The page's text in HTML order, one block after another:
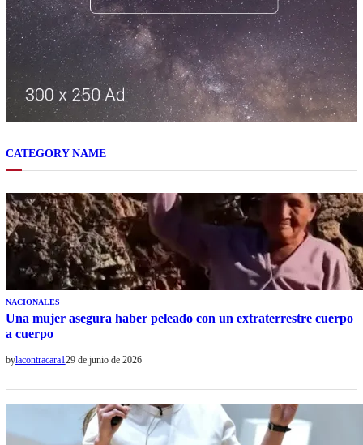
CATEGORY NAME
NACIONALES
Una mujer asegura haber peleado con un extraterrestre cuerpo
a cuerpo
bylacontracara129 de junio de 2026